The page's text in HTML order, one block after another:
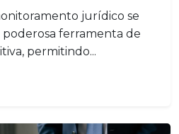
jurídico se
ferramenta de
permitindo...